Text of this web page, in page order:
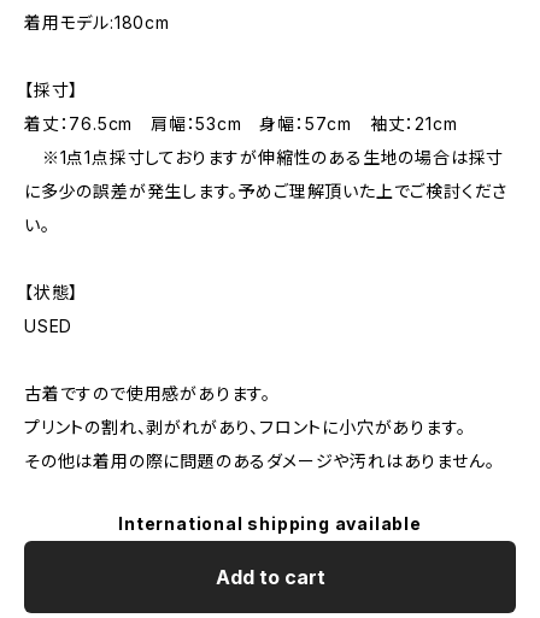
着用モデル:180cm
【採寸】
着丈：76.5cm 肩幅：53cm 身幅：57cm 袖丈：21cm
※1点1点採寸しておりますが伸縮性のある生地の場合は採寸
に多少の誤差が発生します。予めご理解頂いた上でご検討くださ
い。
【状態】
USED
古着ですので使用感があります。
プリントの割れ、剥がれがあり、フロントに小穴があります。
その他は着用の際に問題のあるダメージや汚れはありません。
International shipping available
Add to cart